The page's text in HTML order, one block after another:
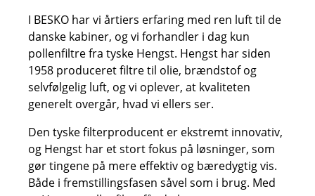
I BESKO har vi årtiers erfaring med ren luft til de
danske kabiner, og vi forhandler i dag kun
pollenfiltre fra tyske Hengst. Hengst har siden
1958 produceret filtre til olie, brændstof og
selvfølgelig luft, og vi oplever, at kvaliteten
generelt overgår, hvad vi ellers ser.
Den tyske filterproducent er ekstremt innovativ,
og Hengst har et stort fokus på løsninger, som
gør tingene på mere effektiv og bæredygtig vis.
Både i fremstillingsfasen såvel som i brug. Med